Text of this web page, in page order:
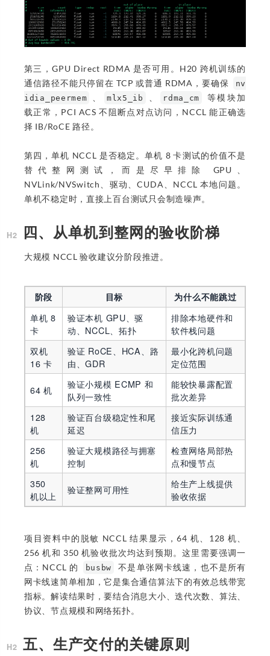
第三，GPU Direct RDMA 是否可用。H20 跨机训练的
通信路径不能只停留在 TCP 或普通 RDMA，要确保
nv
idia_peermem
mlx5_ib rdma_cm
等模块加
载正常，PCI ACS 不阻断点对点访问，NCCL 能正确选
择 IB/RoCE 路径。
第四，单机 NCCL 是否稳定。单机 8 卡测试的价值不是
替代整网测试，而是尽早排除 GPU、
NVLink/NVSwitch、驱动、CUDA、NCCL 本地问题。
单机不稳定时，直接上百台测试只会制造噪声。
四、从单机到整网的验收阶梯
大规模 NCCL 验收建议分阶段推进。
阶段 目标 为什么不能跳过
单机 8
卡
验证本机 GPU、驱
动、NCCL、拓扑
排除本地硬件和
软件栈问题
双机
16 卡
验证 RoCE、HCA、路
由、GDR
最小化跨机问题
定位范围
64 机
验证小规模 ECMP 和
队列一致性
能较快暴露配置
批次差异
128
机
验证百台级稳定性和尾
延迟
接近实际训练通
信压力
256
机
验证大规模路径与拥塞
控制
检查网络局部热
点和慢节点
350
机以上
验证整网可用性
给生产上线提供
验收依据
项目资料中的脱敏 NCCL 结果显示，64 机、128 机、
256 机和 350 机验收批次均达到预期。这里需要强调一
点：NCCL 的
busbw
不是单张网卡线速，也不是所有
网卡线速简单相加，它是集合通信算法下的有效总线带宽
指标。解读结果时，要结合消息大小、迭代次数、算法、
协议、节点规模和网络拓扑。
五、生产交付的关键原则